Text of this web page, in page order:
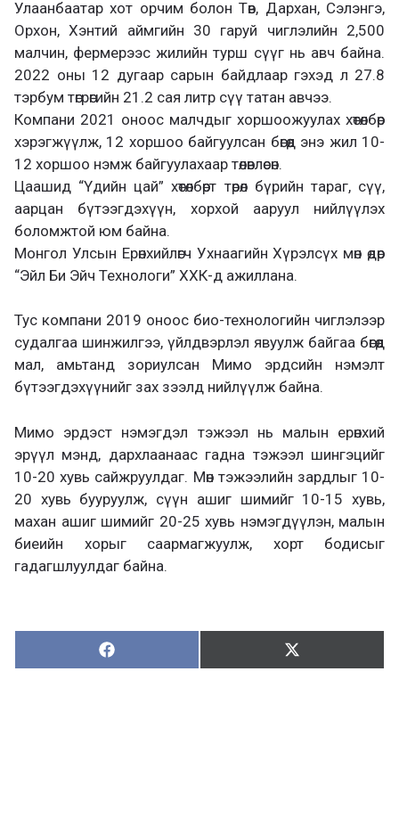
Улаанбаатар хот орчим болон Төв, Дархан, Сэлэнгэ,
Орхон, Хэнтий аймгийн 30 гаруй чиглэлийн 2,500
малчин, фермерээс жилийн турш сүүг нь авч байна.
2022 оны 12 дугаар сарын байдлаар гэхэд л 27.8
тэрбум төгрөгийн 21.2 сая литр сүү татан авчээ.
Компани 2021 оноос малчдыг хоршоожуулах хөтөлбөр
хэрэгжүүлж, 12 хоршоо байгуулсан бөгөөд энэ жил 10-
12 хоршоо нэмж байгуулахаар төлөвлөсөн.
Цаашид “Үдийн цай” хөтөлбөрт төрөл бүрийн тараг, сүү,
аарцан бүтээгдэхүүн, хорхой ааруул нийлүүлэх
боломжтой юм байна.
Монгол Улсын Ерөнхийлөгч Ухнаагийн Хүрэлсүх мөн өдөр
“Эйл Би Эйч Технологи” ХХК-д ажиллана.
Тус компани 2019 оноос био-технологийн чиглэлээр
судалгаа шинжилгээ, үйлдвэрлэл явуулж байгаа бөгөөд
мал, амьтанд зориулсан Мимо эрдсийн нэмэлт
бүтээгдэхүүнийг зах зээлд нийлүүлж байна.
Мимо эрдэст нэмэгдэл тэжээл нь малын ерөнхий
эрүүл мэнд, дархлаанаас гадна тэжээл шингэцийг
10-20 хувь сайжруулдаг. Мөн тэжээлийн зардлыг 10-
20 хувь бууруулж, сүүн ашиг шимийг 10-15 хувь,
махан ашиг шимийг 20-25 хувь нэмэгдүүлэн, малын
биеийн хорыг саармагжуулж, хорт бодисыг
гадагшлуулдаг байна.
Хуваалцах:
Х
у
Түгээх:
Т
ү